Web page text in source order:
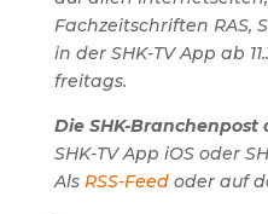
Fachzeitschriften RAS,
in der SHK-TV App ab
freitags.
Die SHK-Branchenpost
SHK-TV App iOS oder
Als RSS-Feedoder auf